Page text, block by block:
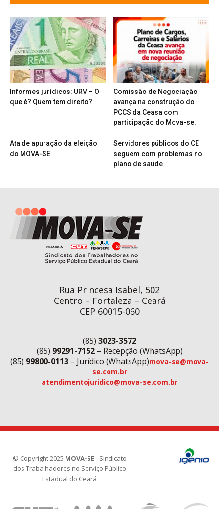
Informes jurídicos: URV – O
que é? Quem tem direito?
Comissão de Negociação
avança na construção do
PCCS da Ceasa com
participação do Mova-se.
Ata de apuração da eleição
do MOVA-SE
Servidores públicos do CE
seguem com problemas no
plano de saúde
Rua Princesa Isabel, 502
Centro – Fortaleza – Ceará
CEP 60015-060
(85) 3023-3572
(85) 99291-7152– Recepção (WhatsApp)
(85) 99800-0113 – Jurídico (WhatsApp)mova-se@mova-
se.com.br
atendimentojuridico@mova-se.com.br
© Copyright 2025 MOVA-SE- Sindicato
dos Trabalhadores no Serviço Público
Estadual do Ceará